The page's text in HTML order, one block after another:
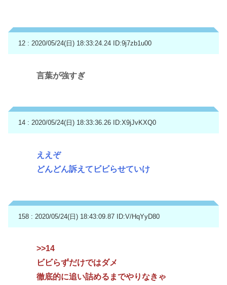
12 : 2020/05/24(日) 18:33:24.24 ID:9j7zb1u00
言葉が強すぎ
14 : 2020/05/24(日) 18:33:36.26 ID:X9jJvKXQ0
ええぞ
どんどん訴えてビビらせていけ
158 : 2020/05/24(日) 18:43:09.87 ID:V/HqYyD80
>>14
ビビらずだけではダメ
徹底的に追い詰めるまでやりなきゃ